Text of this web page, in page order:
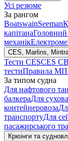
Усі резюме
За рангом
BoatswainSeeman
капітанаГоловний
механік
CES, Marlins,
Тести CESCES
тестиПравила
За типом судна
Для нафтового
балкераДля
контейнеровоза
транспортуДля
пасажирського
Крюінги та